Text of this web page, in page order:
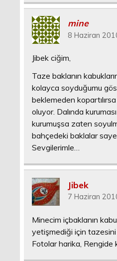
mine
8 Haziran
Jibek ciğim,
Taze baklanın
kolayca soyduğumu
beklemeden
oluyor. Dalında
kurumuşsa zaten
bahçedeki baklalar
Sevgilerimle…
Jibek
7 Haziran
Minecim içbaklanın
yetişmediği için tazesini
Fotolar harika, Rengide